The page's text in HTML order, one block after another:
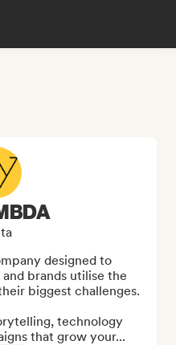
designed to
brands utilise the
biggest challenges.
technology
that grow your...